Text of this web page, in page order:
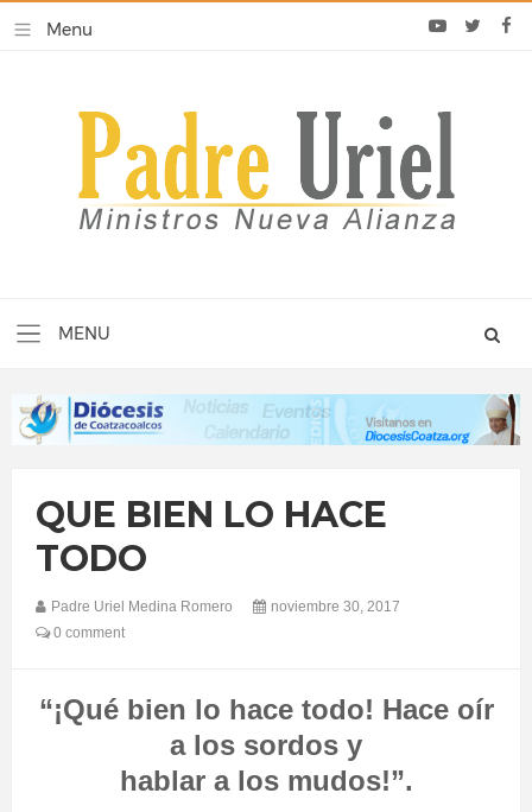
QUE BIEN LO HACE
TODO
Padre Uriel Medina Romero
noviembre 30, 2017
0 comment
“¡Qué bien lo hace todo! Hace oír
a los sordos y
hablar a los mudos!”.